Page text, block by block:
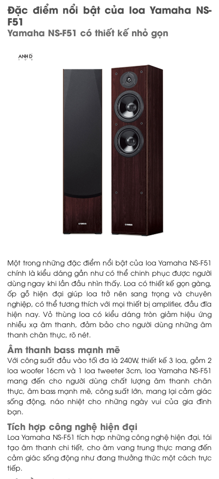
Đặc điểm nổi bật của loa Yamaha NS-
F51
Yamaha NS-F51 có thiết kế nhỏ gọn
Một trong những đặc điểm nổi bật của loa Yamaha NS-F51
chính là kiểu dáng gần như có thể chinh phục được người
dùng ngay khi lần đầu nhìn thấy. Loa có thiết kế gọn gàng,
ốp gỗ hiện đại giúp loa trở nên sang trọng và chuyên
nghiệp, có thể tương thích với mọi thiết bị amplifier, đầu đĩa
hiện nay. Vỏ thùng loa có kiểu dáng tròn giảm hiệu ứng
nhiễu xạ âm thanh, đảm bảo cho người dùng những âm
thanh chân thực, rõ nét.
Âm thanh bass mạnh mẽ
Với công suất đầu vào tối đa là 240W, thiết kế 3 loa, gồm 2
loa woofer 16cm và 1 loa tweeter 3cm, loa Yamaha NS-F51
mang đến cho người dùng chất lượng âm thanh chân
thực, âm bass mạnh mẽ, công suất lớn, mang lại cảm giác
sống động, náo nhiệt cho những ngày vui của gia đình
bạn.
Tích hợp công nghệ hiện đại
Loa Yamaha NS-F51 tích hợp những công nghệ hiện đại, tái
tạo âm thanh chi tiết, cho âm vang trung thực mang đến
cảm giác sống động như đang thưởng thức một cách trực
tiếp.